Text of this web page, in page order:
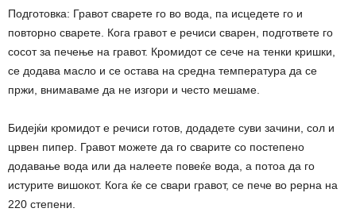
Подготовка: Гравот сварете го во вода, па исцедете го и
повторно сварете. Кога гравот е речиси сварен, подгответе го
сосот за печење на гравот. Кромидот се сече на тенки кришки,
се додава масло и се остава на средна температура да се
пржи, внимаваме да не изгори и често мешаме.
Бидејќи кромидот е речиси готов, додадете суви зачини, сол и
црвен пипер. Гравот можете да го сварите со постепено
додавање вода или да налеете повеќе вода, а потоа да го
истурите вишокот. Кога ќе се свари гравот, се пече во рерна на
220 степени.